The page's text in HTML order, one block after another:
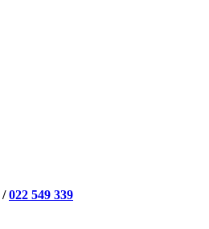
/022 549 339